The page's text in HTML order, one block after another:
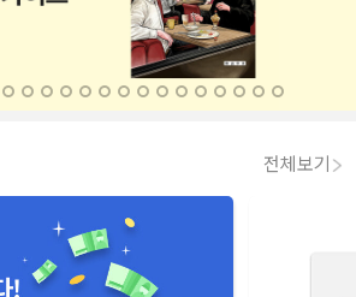
전체보기